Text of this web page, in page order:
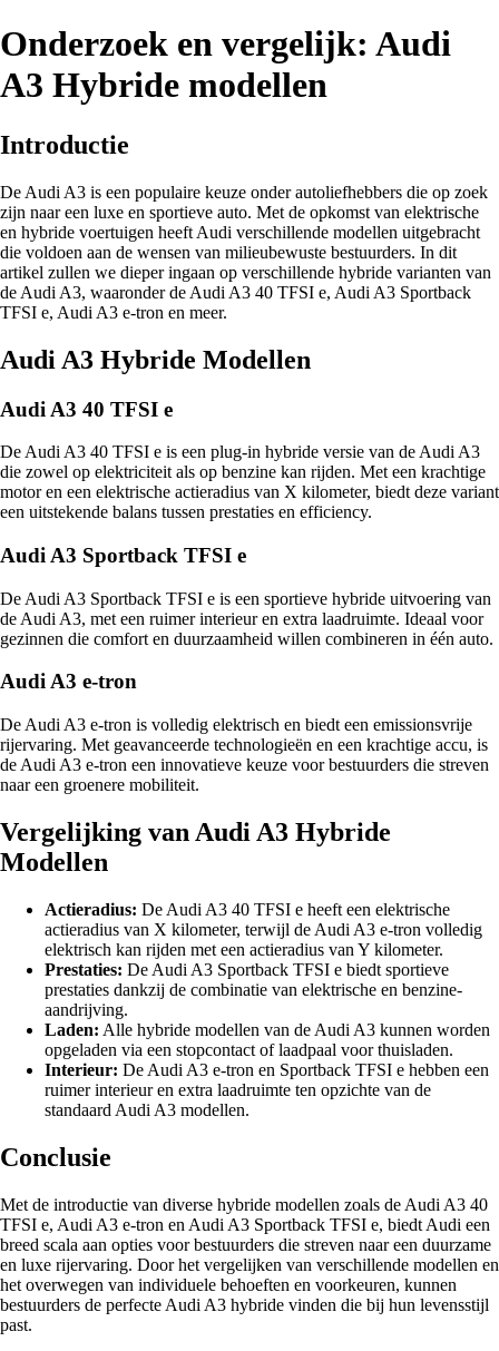
Onderzoek en vergelijk: Audi
A3 Hybride modellen
Introductie
De Audi A3 is een populaire keuze onder autoliefhebbers die op zoek
zijn naar een luxe en sportieve auto. Met de opkomst van elektrische
en hybride voertuigen heeft Audi verschillende modellen uitgebracht
die voldoen aan de wensen van milieubewuste bestuurders. In dit
artikel zullen we dieper ingaan op verschillende hybride varianten van
de Audi A3, waaronder de Audi A3 40 TFSI e, Audi A3 Sportback
TFSI e, Audi A3 e-tron en meer.
Audi A3 Hybride Modellen
Audi A3 40 TFSI e
De Audi A3 40 TFSI e is een plug-in hybride versie van de Audi A3
die zowel op elektriciteit als op benzine kan rijden. Met een krachtige
motor en een elektrische actieradius van X kilometer, biedt deze variant
een uitstekende balans tussen prestaties en efficiency.
Audi A3 Sportback TFSI e
De Audi A3 Sportback TFSI e is een sportieve hybride uitvoering van
de Audi A3, met een ruimer interieur en extra laadruimte. Ideaal voor
gezinnen die comfort en duurzaamheid willen combineren in één auto.
Audi A3 e-tron
De Audi A3 e-tron is volledig elektrisch en biedt een emissionsvrije
rijervaring. Met geavanceerde technologieën en een krachtige accu, is
de Audi A3 e-tron een innovatieve keuze voor bestuurders die streven
naar een groenere mobiliteit.
Vergelijking van Audi A3 Hybride
Modellen
Actieradius: De Audi A3 40 TFSI e heeft een elektrische
actieradius van X kilometer, terwijl de Audi A3 e-tron volledig
elektrisch kan rijden met een actieradius van Y kilometer.
Prestaties: De Audi A3 Sportback TFSI e biedt sportieve
prestaties dankzij de combinatie van elektrische en benzine-
aandrijving.
Laden: Alle hybride modellen van de Audi A3 kunnen worden
opgeladen via een stopcontact of laadpaal voor thuisladen.
Interieur: De Audi A3 e-tron en Sportback TFSI e hebben een
ruimer interieur en extra laadruimte ten opzichte van de
standaard Audi A3 modellen.
Conclusie
Met de introductie van diverse hybride modellen zoals de Audi A3 40
TFSI e, Audi A3 e-tron en Audi A3 Sportback TFSI e, biedt Audi een
breed scala aan opties voor bestuurders die streven naar een duurzame
en luxe rijervaring. Door het vergelijken van verschillende modellen en
het overwegen van individuele behoeften en voorkeuren, kunnen
bestuurders de perfecte Audi A3 hybride vinden die bij hun levensstijl
past.